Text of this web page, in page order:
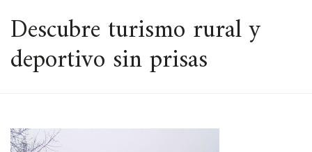
ESPACIO
Descubre turismo rural y
deportivo sin prisas